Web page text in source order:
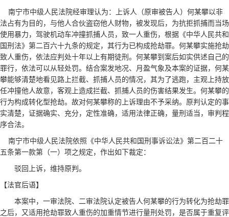
南宁市中级人民法院经审理认为：上诉人（原审被告人）何某攀以非
法占有为目的，与他人合伙盗窃他人财物，被发现后，为抗拒抓捕而当场
使用暴力，驾驶机动车冲撞抓捕人员，致一人重伤，根据《中华人民共和
国刑法》第二百六十九条的规定，其行为已构成抢劫罪。何某攀实施抢劫
致人重伤，依法应判处十年以上有期徒刑。何某攀到案后如实供述自己的
罪行，依法可以从轻处罚。结合案发地况、月盈气象及本案的证据，何某
攀能够清楚地看见路上拦截、抓捕人员的情况，其为了逃跑，主观上持放
任冲撞他人故意，客观上造成拦截、抓捕人员的伤害结果发生。何某攀的
行为构成转化型抢劫。故对何某攀称的上诉理由不予采纳。原判认定的事
实清楚，证据确实、充分，定性准确，适用法律正确，量刑适当，审判程
序合法。
南宁市中级人民法院依照《中华人民共和国刑事诉讼法》第二百二十
五条第一款第（一）项之规定，作出如下裁定：
驳回上诉，维持原判。
【法官后语】
本案中，一审法院、二审法院认定被告人何某攀的行为转化为抢劫罪
之后，又适用抢劫罪致人重伤的加重情节进行量刑处罚，是否属于重复评